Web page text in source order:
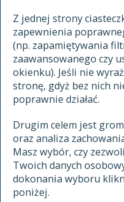
Z jednej strony
zapewnienia
(np. zapamiętywania
zaawansowanego czy
okienku). Jeśli nie
stronę, gdyż bez nich
poprawnie działać.
Drugim celem jest
oraz analiza
Masz wybór, czy
Twoich danych
dokonania wyboru
poniżej.
autorzy tekstów źródłowych
zasady opracowania
statystyki
najnowsze hasła
ostatnio zmodyfikowane
materiały archiwalne
cytowanie
kontakt
XVII I
zaczynające się